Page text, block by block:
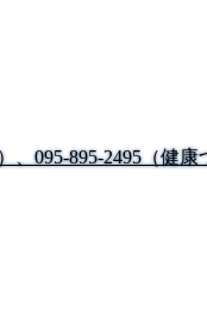
095-895-2495（健